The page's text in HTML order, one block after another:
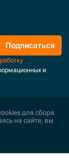
Подписаться
и
для сбора
на сайте, вы